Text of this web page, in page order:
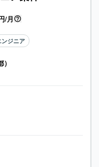
/月
ジニア